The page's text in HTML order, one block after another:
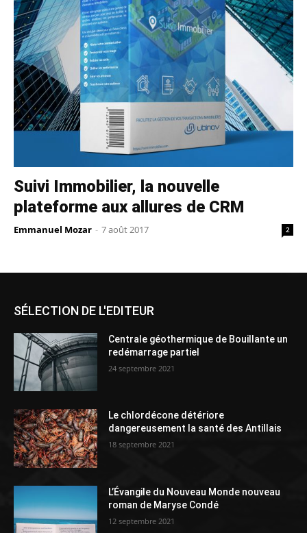
Suivi Immobilier, la nouvelle
plateforme aux allures de CRM
Emmanuel Mozar - 7 août 2017 2
SÉLECTION DE L'EDITEUR
Centrale géothermique de Bouillante un
redémarrage partiel
24 septembre 2021
Le chlordécone détériore
dangereusement la santé des Antillais
18 septembre 2021
L’Évangile du Nouveau Monde nouveau
roman de Maryse Condé
12 septembre 2021